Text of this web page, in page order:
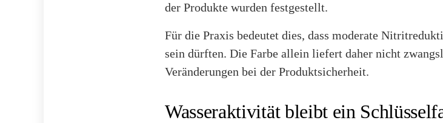
der Produkte wurden festgestellt.
Für die Praxis bedeutet dies, dass moderate
sein dürften. Die Farbe allein liefert daher nicht
Veränderungen bei der Produktsicherheit.
Wasseraktivität bleibt ein